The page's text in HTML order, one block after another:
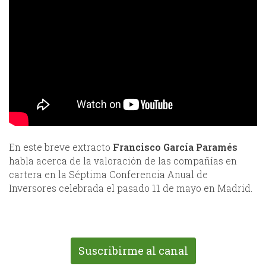
En este breve extracto Francisco García Paramés
habla acerca de la valoración de las compañías en
cartera en la Séptima Conferencia Anual de
Inversores celebrada el pasado 11 de mayo en Madrid.
Suscribirme al canal